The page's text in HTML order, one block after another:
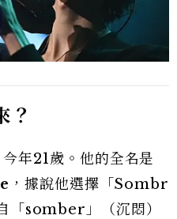
？
年21歲。他的全名是
，據說他選擇「Sombr
「somber」（沉悶）